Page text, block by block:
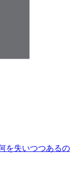
を失いつつあるの